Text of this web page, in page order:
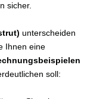
sicher.
unterscheiden
Ihnen eine
soll: